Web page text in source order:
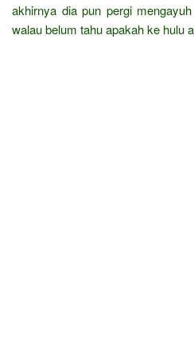
akhirnya dia pun pergi
walau belum tahu apakah ke hulu